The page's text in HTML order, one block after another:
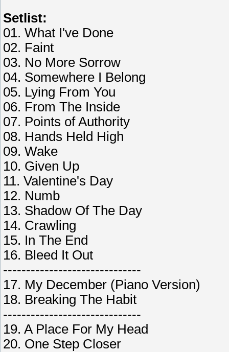
Setlist:
01. What I've Done
02. Faint
03. No More Sorrow
04. Somewhere I Belong
05. Lying From You
06. From The Inside
07. Points of Authority
08. Hands Held High
09. Wake
10. Given Up
11. Valentine's Day
12. Numb
13. Shadow Of The Day
14. Crawling
15. In The End
16. Bleed It Out
------------------------------
17. My December (Piano Version)
18. Breaking The Habit
------------------------------
19. A Place For My Head
20. One Step Closer